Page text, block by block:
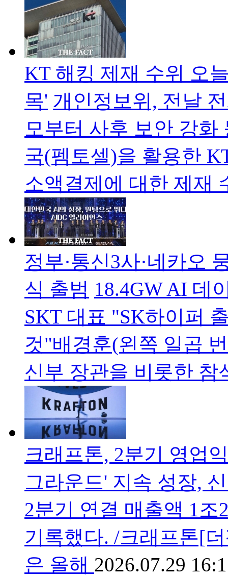
KT 해킹 제재 수위 오
목' 개인정보위, 전날
모부터 사후 보안 강화
국(펨토셀)을 활용한
소액결제에 대한 제재
정부·통신3사·네카오
식 출범 18.4GW AI 데
SKT 대표 "SK하이퍼
것"배경훈(왼쪽 일곱
신부 장관을 비롯한 참
크래프톤, 2분기 영업
그라운드' 지속 성장,
2분기 연결 매출액 1조
기록했다. /크래프톤[
은 올해 2026.07.29